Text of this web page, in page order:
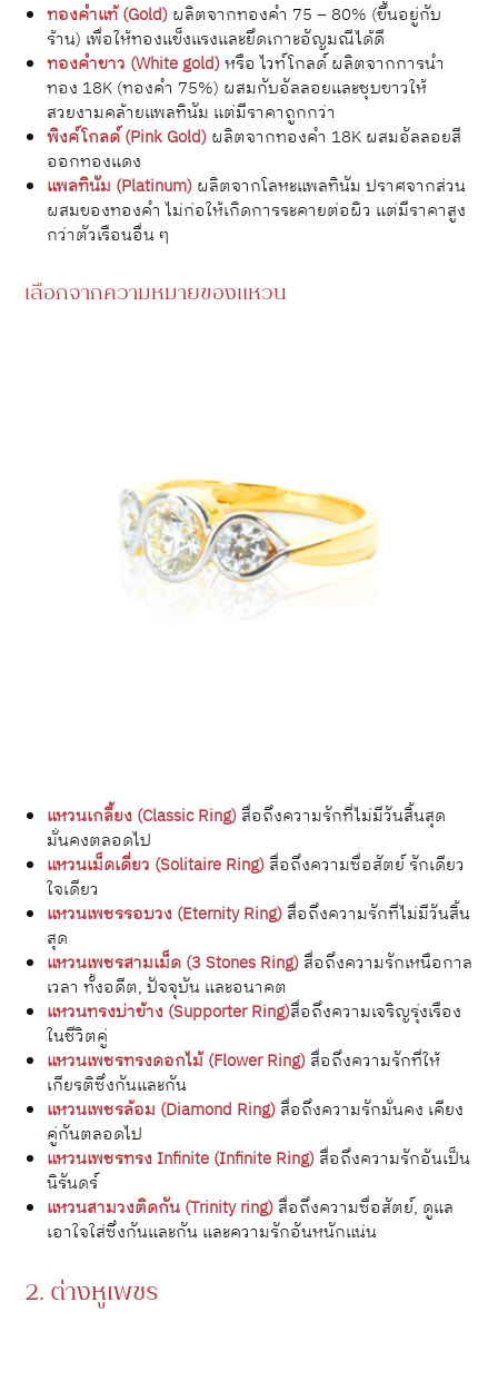
ทองคำแท้ (Gold) ผลิตจากทองคำ 75 – 80% (ขึ้นอยู่กับ
ร้าน) เพื่อให้ทองแข็งแรงและยึดเกาะอัญมณีได้ดี
ทองคำขาว (White gold)หรือ ไวท์โกลด์ ผลิตจากการนำ
ทอง 18K (ทองคำ 75%) ผสมกับอัลลอยและชุบขาวให้
สวยงามคล้ายแพลทินัม แต่มีราคาถูกกว่า
พิงค์โกลด์ (Pink Gold) ผลิตจากทองคำ 18K ผสมอัลลอยสี
ออกทองแดง
แพลทินัม (Platinum) ผลิตจากโลหะแพลทินัม ปราศจากส่วน
ผสมของทองคำ ไม่ก่อให้เกิดการระคายต่อผิว แต่มีราคาสูง
กว่าตัวเรือนอื่น ๆ
เลือกจากความหมายของแหวน
แหวนเกลี้ยง (Classic Ring) สื่อถึงความรักที่ไม่มีวันสิ้นสุด
มั่นคงตลอดไป
แหวนเม็ดเดี่ยว (Solitaire Ring) สื่อถึงความซื่อสัตย์ รักเดียว
ใจเดียว
แหวนเพชรรอบวง (Eternity Ring) สื่อถึงความรักที่ไม่มีวันสิ้น
สุด
แหวนเพชรสามเม็ด (3 Stones Ring) สื่อถึงความรักเหนือกาล
เวลา ทั้งอดีต, ปัจจุบัน และอนาคต
แหวนทรงบ่าข้าง (Supporter Ring)สื่อถึงความเจริญรุ่งเรือง
ในชีวิตคู่
แหวนเพชรทรงดอกไม้ (Flower Ring) สื่อถึงความรักที่ให้
เกียรติซึ่งกันและกัน
แหวนเพชรล้อม (Diamond Ring) สื่อถึงความรักมั่นคง เคียง
คู่กันตลอดไป
แหวนเพชรทรง Infinite (Infinite Ring) สื่อถึงความรักอันเป็น
นิรันดร์
แหวนสามวงติดกัน (Trinity ring) สื่อถึงความซื่อสัตย์, ดูแล
เอาใจใส่ซึ่งกันและกัน และความรักอันหนักแน่น
2. ต่างหูเพชร